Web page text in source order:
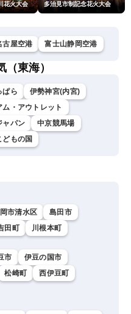
花火大会 多治見市制記念花火大会
古屋空港 富士山静岡空港
東海）
ぱら
伊勢神宮(内宮)
・アウトレット
ャパン
中京競馬場
どもの国
市清水区
島田市
田町 川根本町
市
伊豆の国市
松崎町
西伊豆町